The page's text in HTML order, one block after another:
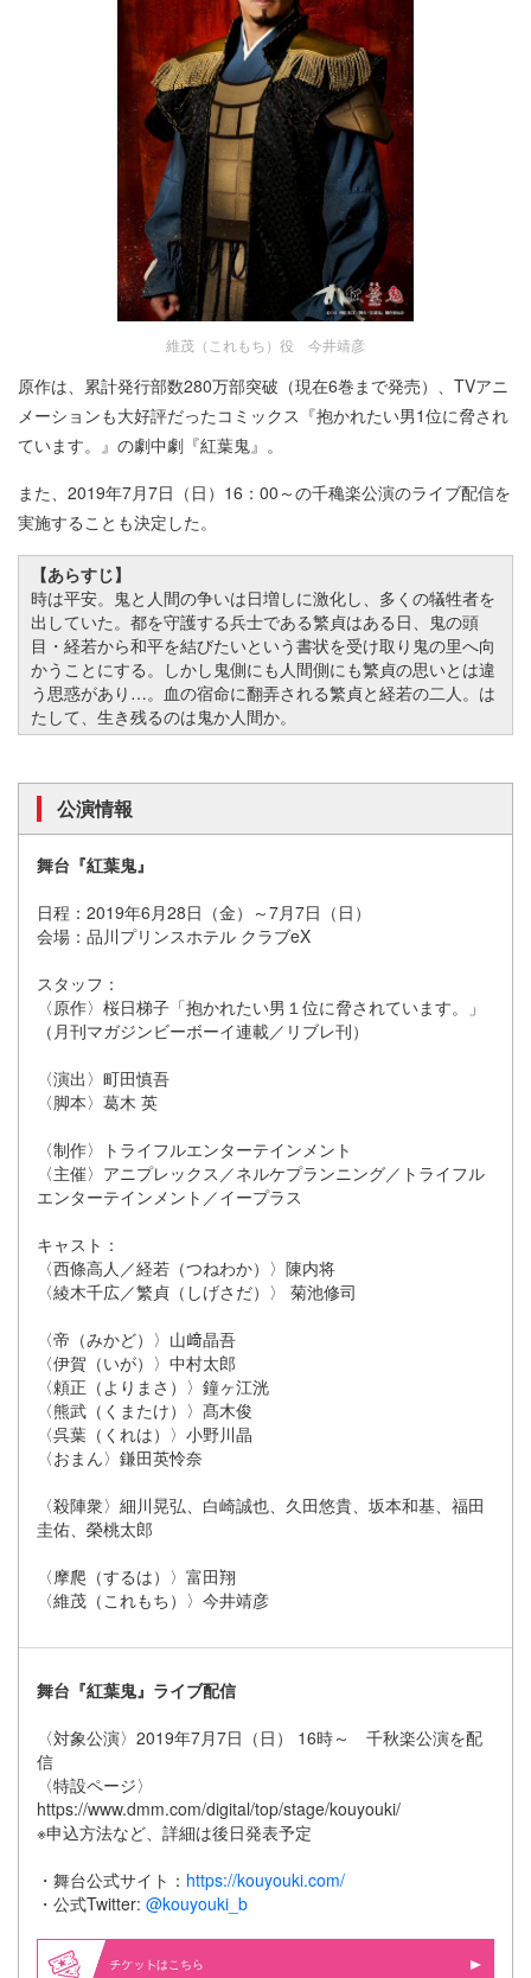
維茂（これもち）役 今井靖彦
原作は、累計発行部数280万部突破（現在6巻まで発売）、TVアニ
メーションも大好評だったコミックス『抱かれたい男1位に脅され
ています。』の劇中劇『紅葉鬼』。
また、2019年7月7日（日）16：00～の千穐楽公演のライブ配信を
実施することも決定した。
【あらすじ】
時は平安。鬼と人間の争いは日増しに激化し、多くの犠牲者を
出していた。都を守護する兵士である繁貞はある日、鬼の頭
目・経若から和平を結びたいという書状を受け取り鬼の里へ向
かうことにする。しかし鬼側にも人間側にも繁貞の思いとは違
う思惑があり…。血の宿命に翻弄される繁貞と経若の二人。は
たして、生き残るのは鬼か人間か。
公演情報
舞台『紅葉鬼』
日程：2019年6月28日（金）～7月7日（日）
会場：品川プリンスホテル クラブeX
スタッフ：
〈原作〉桜日梯子「抱かれたい男１位に脅されています。」
（月刊マガジンビーボーイ連載／リブレ刊）
〈演出〉町田慎吾
〈脚本〉葛木 英
〈制作〉トライフルエンターテインメント
〈主催〉アニプレックス／ネルケプランニング／トライフル
エンターテインメント／イープラス
キャスト：
〈西條高人／経若（つねわか）〉陳内将
〈綾木千広／繁貞（しげさだ）〉 菊池修司
〈帝（みかど）〉山﨑晶吾
〈伊賀（いが）〉中村太郎
〈頼正（よりまさ）〉鐘ヶ江洸
〈熊武（くまたけ）〉髙木俊
〈呉葉（くれは）〉小野川晶
〈おまん〉鎌田英怜奈
〈殺陣衆〉細川晃弘、白崎誠也、久田悠貴、坂本和基、福田
圭佑、榮桃太郎
〈摩爬（するは）〉富田翔
〈維茂（これもち）〉今井靖彦
舞台『紅葉鬼』ライブ配信
〈対象公演〉2019年7月7日（日） 16時～ 千秋楽公演を配
信
〈特設ページ〉
https://www.dmm.com/digital/top/stage/kouyouki/
※申込方法など、詳細は後日発表予定
・舞台公式サイト： https://kouyouki.com/
・公式Twitter: @kouyouki_b
はこちら